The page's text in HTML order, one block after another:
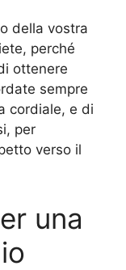
della vostra
perché
ottenere
sempre
cordiale, e di
per
verso il
una